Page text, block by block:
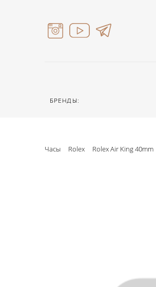
БРЕНДЫ:
Часы Rolex Rolex Air King 40mm